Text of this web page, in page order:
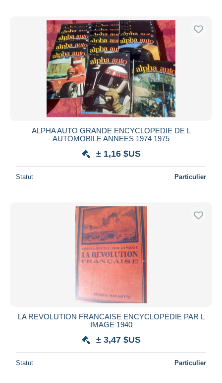
ALPHA AUTO GRANDE ENCYCLOPEDIE DE L
AUTOMOBILE ANNEES 1974 1975
± 1,16 $US
Statut Particulier
LA REVOLUTION FRANCAISE ENCYCLOPEDIE PAR L
IMAGE 1940
± 3,47 $US
Statut Particulier